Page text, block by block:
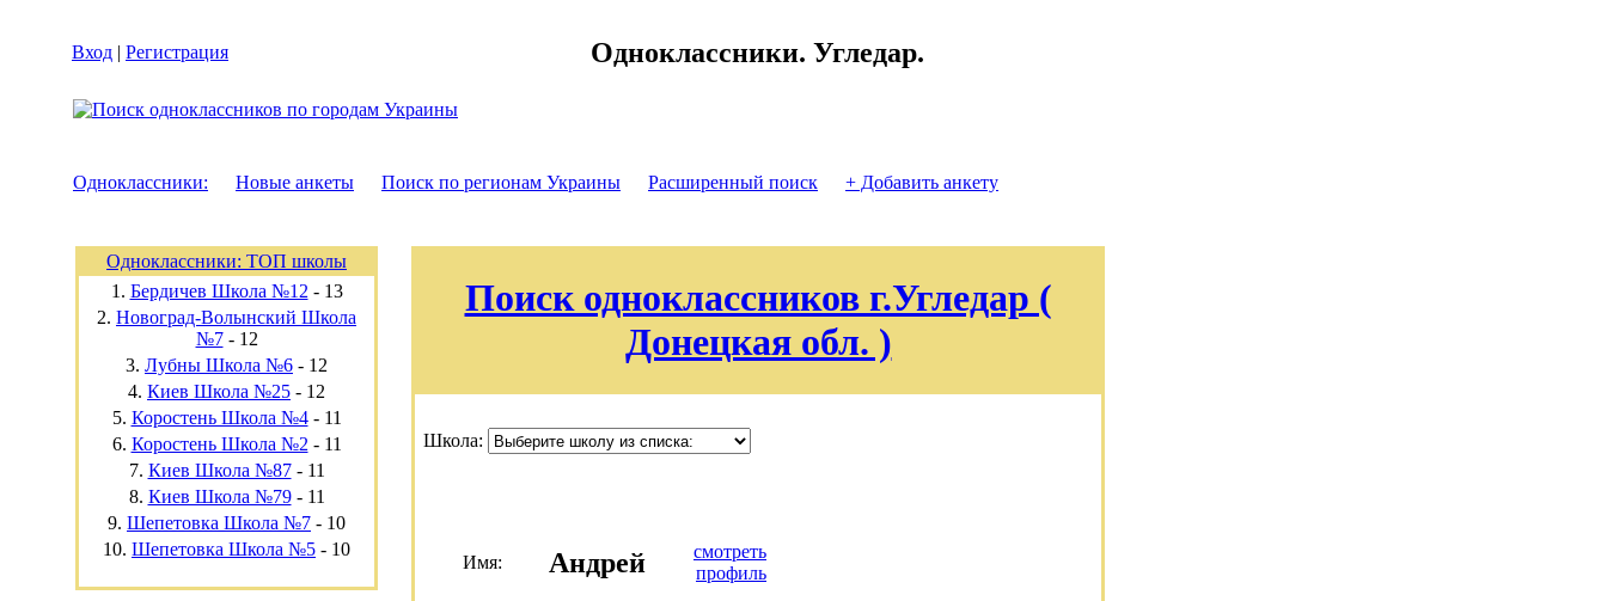
Вход | Регистрация Одноклассники. Угледар.
Одноклассники: Новые анкеты Поиск по регионам Украины Расширенный поиск + Добавить анкету
Одноклассники: ТОП школы
1. Бердичев Школа №12 - 13
2. Новоград-Волынский Школа
№7- 12
3. Лубны Школа №6 - 12
4. Киев Школа №25 - 12
5. Коростень Школа №4- 11
6. Коростень Школа №2 - 11
7. Киев Школа №87- 11
8. Киев Школа №79- 11
9. Шепетовка Школа №7 - 10
10. Шепетовка Школа №5 - 10
Поиск одноклассников г.Угледар (
Донецкая обл. )
Школа:
Имя: Андрей
смотреть
профиль